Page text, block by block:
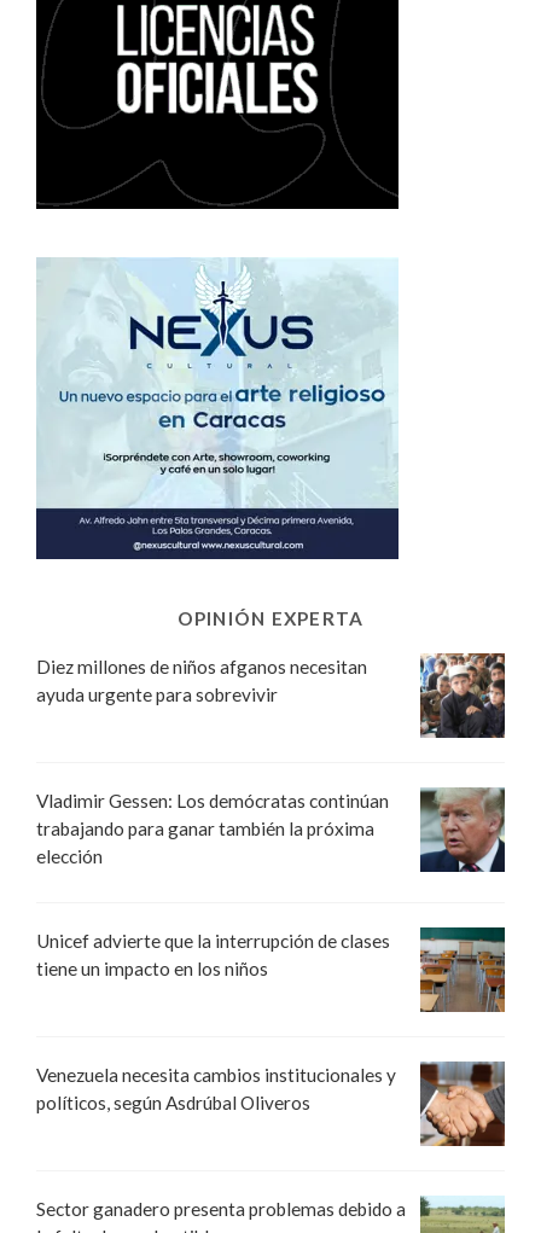
OPINIÓN EXPERTA
Diez millones de niños afganos necesitan
ayuda urgente para sobrevivir
Vladimir Gessen: Los demócratas continúan
trabajando para ganar también la próxima
elección
Unicef advierte que la interrupción de clases
tiene un impacto en los niños
Venezuela necesita cambios institucionales y
políticos, según Asdrúbal Oliveros
Sector ganadero presenta problemas debido a